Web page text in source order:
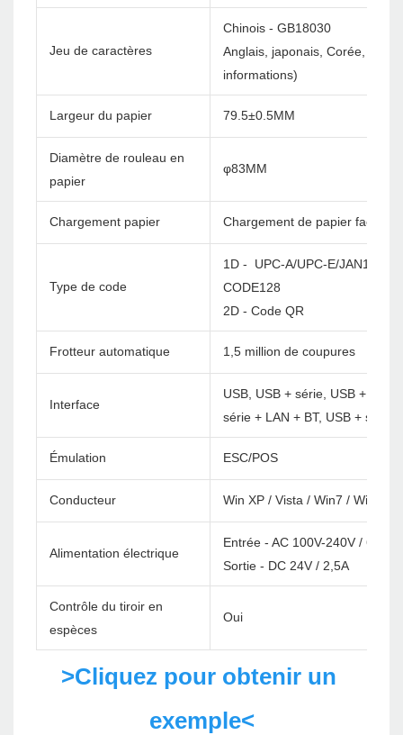
Jeu de caractères
Chinois - GB18030
Anglais, japonais, Corée, etc.
informations)
Largeur du papier 79.5±0.5MM
Diamètre de rouleau en
papier
φ83MM
Chargement papier Chargement de papier facile
Type de code
1D - UPC-A/UPC-E/
CODE128
2D - Code QR
Frotteur automatique 1,5 million de coupures
Interface
USB, USB + série, USB +
série + LAN + BT, USB + série
Émulation ESC/POS
Conducteur Win XP / Vista / Win7 / Win8 /
Alimentation électrique
Entrée - AC 100V-240V / 60Hz
Sortie - DC 24V / 2,5A
Contrôle du tiroir en
espèces
Oui
>Cliquez pour obtenir un
exemple<